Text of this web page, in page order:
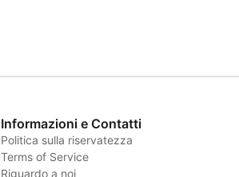
Informazioni e Contatti
Politica sulla riservatezza
Terms of Service
Riguardo a noi